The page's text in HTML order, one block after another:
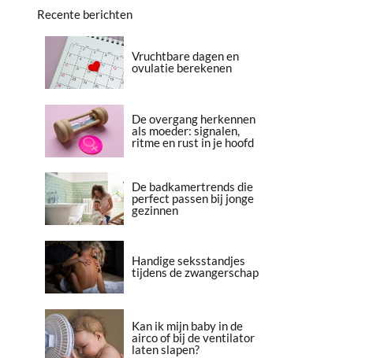
Recente berichten
Vruchtbare dagen en
ovulatie berekenen
De overgang herkennen
als moeder: signalen,
ritme en rust in je hoofd
De badkamertrends die
perfect passen bij jonge
gezinnen
Handige seksstandjes
tijdens de zwangerschap
Kan ik mijn baby in de
airco of bij de ventilator
laten slapen?